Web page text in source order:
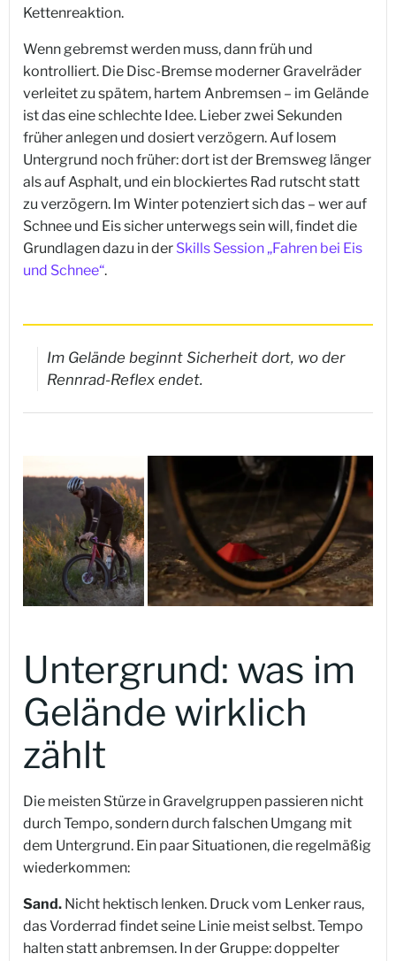
Kettenreaktion.
Wenn gebremst werden muss, dann früh und
kontrolliert. Die Disc-Bremse moderner Gravelräder
verleitet zu spätem, hartem Anbremsen – im Gelände
ist das eine schlechte Idee. Lieber zwei Sekunden
früher anlegen und dosiert verzögern. Auf losem
Untergrund noch früher: dort ist der Bremsweg länger
als auf Asphalt, und ein blockiertes Rad rutscht statt
zu verzögern. Im Winter potenziert sich das – wer auf
Schnee und Eis sicher unterwegs sein will, findet die
Grundlagen dazu in der Skills Session „Fahren bei Eis
und Schnee“.
Im Gelände beginnt Sicherheit dort, wo der
Rennrad-Reflex endet.
Untergrund: was im
Gelände wirklich
zählt
Die meisten Stürze in Gravelgruppen passieren nicht
durch Tempo, sondern durch falschen Umgang mit
dem Untergrund. Ein paar Situationen, die regelmäßig
wiederkommen:
Sand. Nicht hektisch lenken. Druck vom Lenker raus,
das Vorderrad findet seine Linie meist selbst. Tempo
halten statt anbremsen. In der Gruppe: doppelter